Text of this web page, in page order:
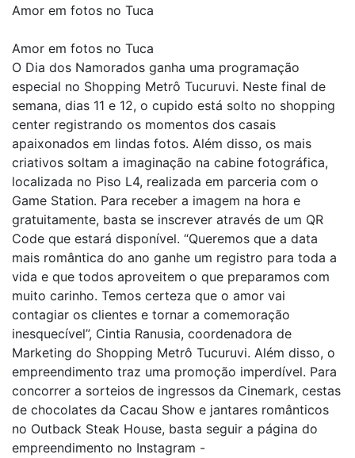
Amor em fotos no Tuca
Amor em fotos no Tuca
O Dia dos Namorados ganha uma programação
especial no Shopping Metrô Tucuruvi. Neste final de
semana, dias 11 e 12, o cupido está solto no shopping
center registrando os momentos dos casais
apaixonados em lindas fotos. Além disso, os mais
criativos soltam a imaginação na cabine fotográfica,
localizada no Piso L4, realizada em parceria com o
Game Station. Para receber a imagem na hora e
gratuitamente, basta se inscrever através de um QR
Code que estará disponível. “Queremos que a data
mais romântica do ano ganhe um registro para toda a
vida e que todos aproveitem o que preparamos com
muito carinho. Temos certeza que o amor vai
contagiar os clientes e tornar a comemoração
inesquecível”, Cintia Ranusia, coordenadora de
Marketing do Shopping Metrô Tucuruvi. Além disso, o
empreendimento traz uma promoção imperdível. Para
concorrer a sorteios de ingressos da Cinemark, cestas
de chocolates da Cacau Show e jantares românticos
no Outback Steak House, basta seguir a página do
empreendimento no Instagram -